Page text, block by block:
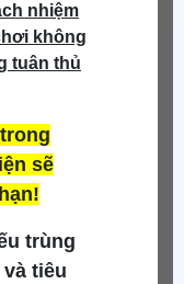
nhiệm
không
tuân thủ
sẽ
trùng
tiêu